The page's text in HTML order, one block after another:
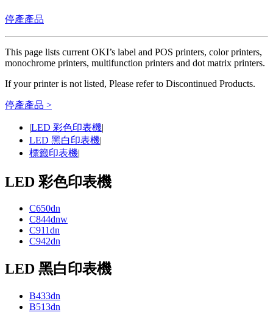
停產產品
This page lists current OKI’s label and POS printers, color printers,
monochrome printers, multifunction printers and dot matrix printers.
If your printer is not listed, Please refer to Discontinued Products.
停產產品 >
|LED 彩色印表機|
LED 黑白印表機|
標籤印表機|
LED 彩色印表機
C650dn
C844dnw
C911dn
C942dn
LED 黑白印表機
B433dn
B513dn